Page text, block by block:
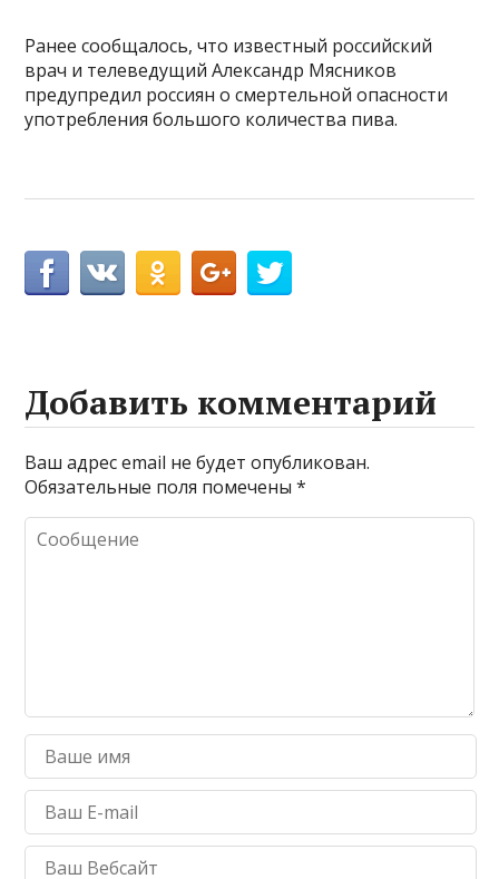
Ранее сообщалось, что известный российский
врач и телеведущий Александр Мясников
предупредил россиян о смертельной опасности
употребления большого количества пива.
Добавить комментарий
Ваш адрес email не будет опубликован.
Обязательные поля помечены*